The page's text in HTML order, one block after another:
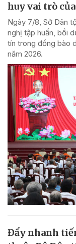
huy vai trò
Ngày 7/8, Sở Dân
nghị tập huấn, bồi
tín trong đồng bào
năm 2026.
Đẩy nhanh